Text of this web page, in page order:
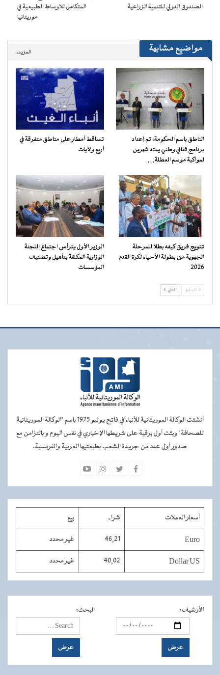
الصندوق الدولي للتنمية الزراعية
المتكامل للاوساط الطبيعية في
موريتانيا
مواضيع مشابهة المزيد..
الناطق باسم الحكومة: تم إعداد
برنامج ثقافي وطني يمتد شهرين
لمواكبة موسم العطلة…
تساقط أمطار على مناطق متفرقة في
أربع ولايات
تتويج فريق كيفه بطلا للمرحلة
الجهوية من بطولة الأحياء لكرة القدم
2026
الوزير الأول يترأس اجتماع اللجنة
الوزارية المكلفة بتأهيل وتصنيف
المؤسسات
السابق التالي
أنشئت الوكالة الموريتانية للأنباء في فاتح يوليو 1975 باسم "الوكالة الموريتانية
للصحافة" وبثت أول برقية على شريطها الإخباري في نفس اليوم و بالتزامن مع
صدور أول عدد من جريدة الشعب بطبعتيها العربية والفرنسية.
أسعار العملات شراء بيع
Euro
46,21 غير محدد
Dollar US
40,02 غير محدد
الأرشيف: البحث: